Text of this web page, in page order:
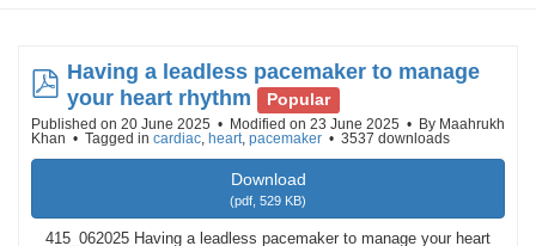
pdf
Having a leadless pacemaker to manage
your heart rhythm
Popular
Published on 20 June 2025 Modified on 23 June 2025 By Maahrukh
Khan
Tagged in cardiac, heart, pacemaker 3537 downloads
Download
(pdf, 529 KB)
415_062025 Having a leadless pacemaker to manage your heart